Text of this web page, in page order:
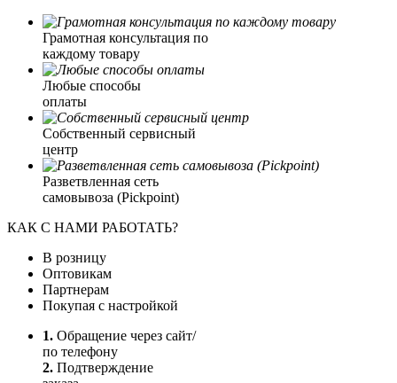
Грамотная консультация по
каждому товару
Любые способы
оплаты
Собственный сервисный
центр
Разветвленная сеть
самовывоза (Pickpoint)
КАК С НАМИ РАБОТАТЬ?
В розницу
Оптовикам
Партнерам
Покупая с настройкой
1. Обращение через сайт/
по телефону
2. Подтверждение